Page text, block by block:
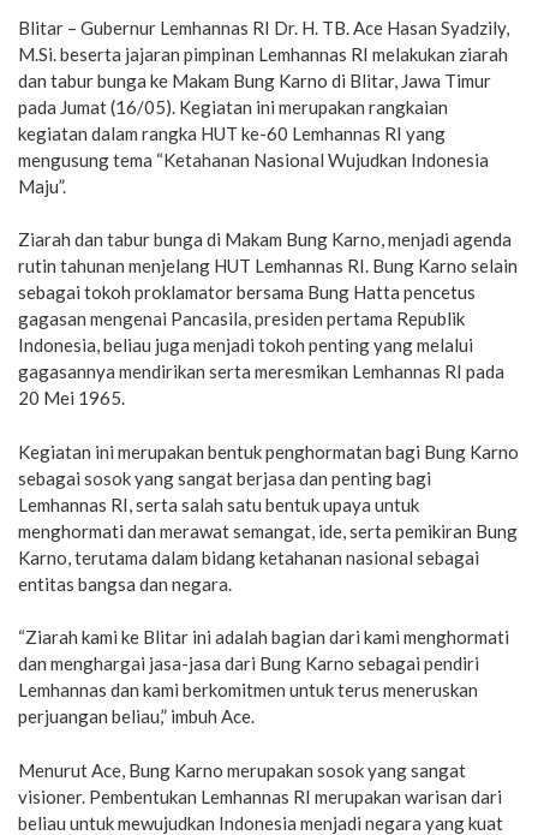
Blitar – Gubernur Lemhannas RI Dr. H. TB. Ace Hasan Syadzily,
M.Si. beserta jajaran pimpinan Lemhannas RI melakukan ziarah
dan tabur bunga ke Makam Bung Karno di Blitar, Jawa Timur
pada Jumat (16/05). Kegiatan ini merupakan rangkaian
kegiatan dalam rangka HUT ke-60 Lemhannas RI yang
mengusung tema “Ketahanan Nasional Wujudkan Indonesia
Maju”.
Ziarah dan tabur bunga di Makam Bung Karno, menjadi agenda
rutin tahunan menjelang HUT Lemhannas RI. Bung Karno selain
sebagai tokoh proklamator bersama Bung Hatta pencetus
gagasan mengenai Pancasila, presiden pertama Republik
Indonesia, beliau juga menjadi tokoh penting yang melalui
gagasannya mendirikan serta meresmikan Lemhannas RI pada
20 Mei 1965.
Kegiatan ini merupakan bentuk penghormatan bagi Bung Karno
sebagai sosok yang sangat berjasa dan penting bagi
Lemhannas RI, serta salah satu bentuk upaya untuk
menghormati dan merawat semangat, ide, serta pemikiran Bung
Karno, terutama dalam bidang ketahanan nasional sebagai
entitas bangsa dan negara.
“Ziarah kami ke Blitar ini adalah bagian dari kami menghormati
dan menghargai jasa-jasa dari Bung Karno sebagai pendiri
Lemhannas dan kami berkomitmen untuk terus meneruskan
perjuangan beliau,” imbuh Ace.
Menurut Ace, Bung Karno merupakan sosok yang sangat
visioner. Pembentukan Lemhannas RI merupakan warisan dari
beliau untuk mewujudkan Indonesia menjadi negara yang kuat